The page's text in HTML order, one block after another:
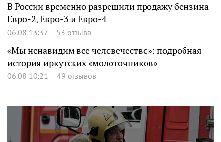
В России временно разрешили продажу бензина
Евро-2, Евро-3 и Евро-4
06.08 13:37 53 отзыва
«Мы ненавидим все человечество»: подробная
история иркутских «молоточников»
06.08 10:21 49 отзывов